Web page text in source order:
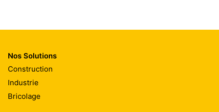
Nos Solutions
Construction
Industrie
Bricolage